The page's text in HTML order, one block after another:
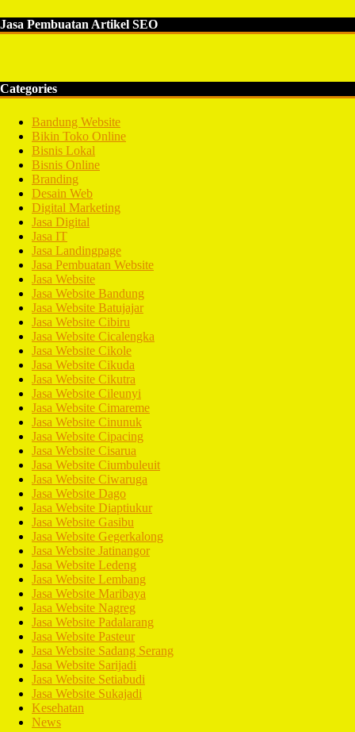
Jasa Pembuatan Artikel SEO
Categories
Bandung Website
Bikin Toko Online
Bisnis Lokal
Bisnis Online
Branding
Desain Web
Digital Marketing
Jasa Digital
Jasa IT
Jasa Landingpage
Jasa Pembuatan Website
Jasa Website
Jasa Website Bandung
Jasa Website Batujajar
Jasa Website Cibiru
Jasa Website Cicalengka
Jasa Website Cikole
Jasa Website Cikuda
Jasa Website Cikutra
Jasa Website Cileunyi
Jasa Website Cimareme
Jasa Website Cinunuk
Jasa Website Cipacing
Jasa Website Cisarua
Jasa Website Ciumbuleuit
Jasa Website Ciwaruga
Jasa Website Dago
Jasa Website Diaptiukur
Jasa Website Gasibu
Jasa Website Gegerkalong
Jasa Website Jatinangor
Jasa Website Ledeng
Jasa Website Lembang
Jasa Website Maribaya
Jasa Website Nagreg
Jasa Website Padalarang
Jasa Website Pasteur
Jasa Website Sadang Serang
Jasa Website Sarijadi
Jasa Website Setiabudi
Jasa Website Sukajadi
Kesehatan
News